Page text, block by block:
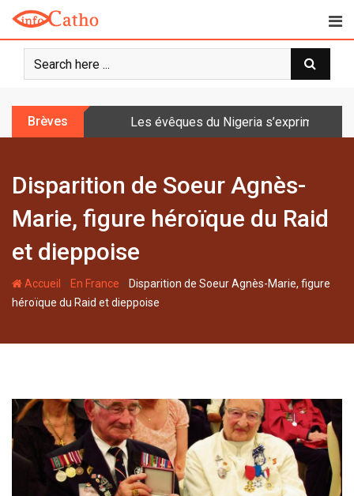
o
Brèves Les évêques du Nigeria s’expriment
Disparition de Soeur Agnès-
Marie, figure héroïque du Raid
et dieppoise
Accueil - En France - Disparition de Soeur Agnès-Marie, figure
héroïque du Raid et dieppoise